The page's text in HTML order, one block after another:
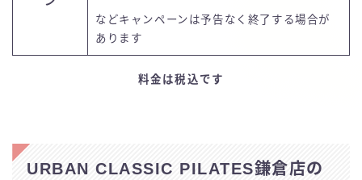
などキャンペーンは予告なく終了する場合が
あります
料金は税込です
URBAN CLASSIC PILATES鎌倉店の